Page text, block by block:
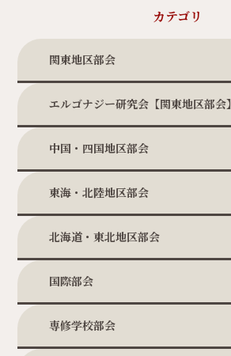
カテゴリ
関東地区部会
エルゴナジー研究会【関東地区部会】
中国・四国地区部会
東海・北陸地区部会
北海道・東北地区部会
国際部会
専修学校部会